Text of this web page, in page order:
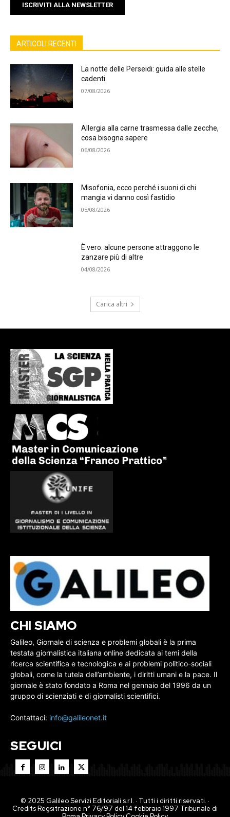
ISCRIVITI ALLA NEWSLETTER
ARTICOLI RECENTI
La notte delle Perseidi: guida alle stelle
cadenti
07/08/2026
Allergia alla carne trasmessa dalle zecche,
cosa bisogna sapere
06/08/2026
Misofonia, ecco perché i suoni di chi
mangia vi danno così fastidio
05/08/2026
È vero: alcune persone attraggono le
zanzare più di altre
04/08/2026
Carica altri
CHI SIAMO
Galileo, Giornale di scienza e problemi globali è la prima
testata giornalistica italiana online dedicata ai temi della
ricerca scientifica e tecnologica e ai problemi politico-sociali
globali, come la tutela dell’ambiente, i diritti umani e la pace. Il
giornale è stato fondato a Roma nel gennaio del 1996 da un
gruppo di scienziati e di giornalisti scientifici.
Contattaci: info@galileonet.it
SEGUICI
© 2025 Galileo Servizi Editoriali s.r.l. · Tutti i diritti riservati. ·
Credits Regsitrazione n° 76/97 del 14 febbraio 1997 Tribunale di